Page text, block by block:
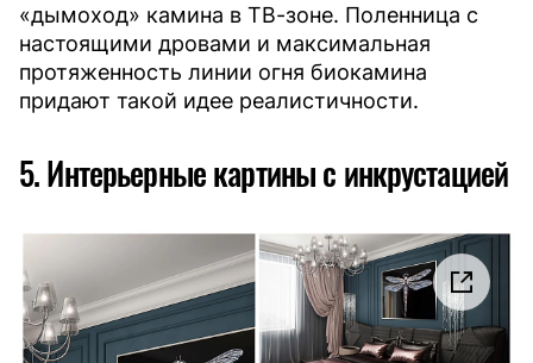
«дымоход» камина в ТВ-зоне. Поленница с
настоящими дровами и максимальная
протяженность линии огня биокамина
придают такой идее реалистичности.
5. Интерьерные картины с инкрустацией